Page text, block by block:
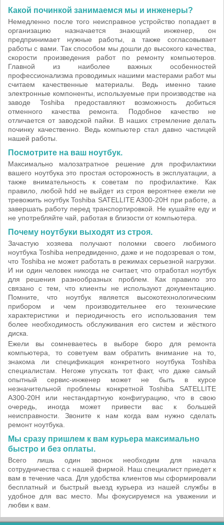
Какой починкой занимаемся мы и инженеры?
Немедленно после того неисправное устройство попадает в
организацию назначается знающий инженер, он
предпринимает нужные работы, а также согласовывает
работы с вами. Так способом мы дошли до высокого качества,
скорости произведения работ по ремонту компьютеров.
Главной из наиболее важных особенностей
профессионализма проводимых нашими мастерами работ мы
считаем качественные материалы. Ведь именно такие
электронные компоненты, используемые при производстве на
заводе Toshiba предоставляют возможность добиться
отменного качества ремонта. Подобное качество не
отличается от заводской пайки. В наших стремление делать
починку качественно. Ведь компьютер стал давно частицей
нашей работы.
Посмотрите на ваш ноутбук.
Максимально малозатратное решение для профилактики
вашего ноутбука это простая осторожность в эксплуатации, а
также внимательность к советам по профилактике. Как
правило, любой hdd не выйдет из строя вероятнее ежели не
тревожить ноутбук Toshiba SATELLITE A300-20H при работе, а
завершать работу перед транспортировкой. Не кушайте еду и
не употребляйте чай, работая в близости от компьютера.
Почему ноутбуки выходят из строя.
Зачастую хозяева получают поломки своего любимого
ноутбука Toshiba непредвиденно, даже и не подозревая о том,
что Toshiba не может работать в режимах серьезной нагрузки.
И ни один человек никогда не считает, что отработал ноутбук
для решения разнообразных проблем. Как правило это
связано с тем, что клиенты не используют документацию.
Помните, что ноутбук является высокотехнологическим
прибором и чем производительнее его технические
характеристики и периодичность его использования тем
более необходимость обслуживания его систем и жёсткого
диска.
Ежели вы сомневаетесь в выборе бюро для ремонта
компьютера, то советуем вам обратить внимание на то,
знакома ли спецификация конкретного ноутбука Toshiba
специалистам. Негоже упускать тот факт, что даже самый
опытный сервис-инженер может не быть в курсе
незначительной проблемы конкретной Toshiba SATELLITE
A300-20H или нестандартную конфигурацию, что в свою
очередь, иногда может привести вас к большей
неисправности. Звоните к нам когда вам нужно сделать
ремонт ноутбука.
Мы сразу пришлем к вам курьера максимально
быстро и без оплаты.
Всего лишь один звонок необходим для начала
сотрудничества с с нашей фирмой. Наш специалист приедет к
вам в течение часа. Для удобства клиентов мы сформировали
бесплатный и быстрый выезд курьера из нашей службы в
удобное для вас место. Мы фокусируемся на уважении и
любви к вам.